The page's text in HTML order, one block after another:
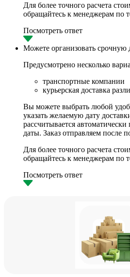
Для более точного расчета
обращайтесь к менеджерам по
Посмотреть ответ
Можете организовать срочную
Предусмотрено несколько
транспортные компании
курьерская доставка
Вы можете выбрать любой
указать желаемую дату
рассчитывается
даты. Заказ отправляем после
Для более точного расчета
обращайтесь к менеджерам по
Посмотреть ответ